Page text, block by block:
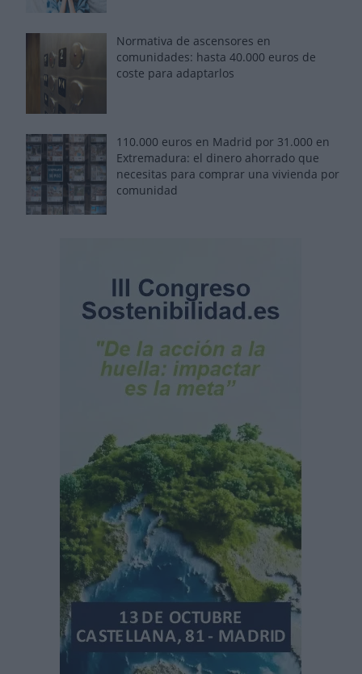
Normativa de ascensores en
comunidades: hasta 40.000 euros de
coste para adaptarlos
110.000 euros en Madrid por 31.000 en
Extremadura: el dinero ahorrado que
necesitas para comprar una vivienda por
comunidad